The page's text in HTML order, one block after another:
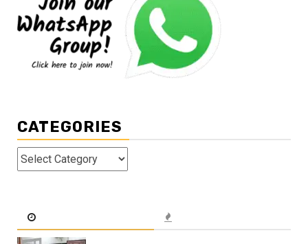
CATEGORIES
Categories